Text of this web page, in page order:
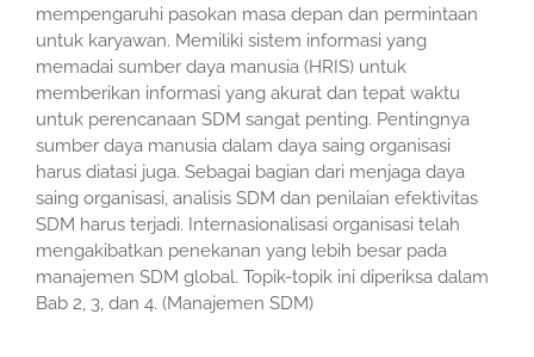
mempengaruhi pasokan masa depan dan permintaan
untuk karyawan. Memiliki sistem informasi yang
memadai sumber daya manusia (HRIS) untuk
memberikan informasi yang akurat dan tepat waktu
untuk perencanaan SDM sangat penting. Pentingnya
sumber daya manusia dalam daya saing organisasi
harus diatasi juga. Sebagai bagian dari menjaga daya
saing organisasi, analisis SDM dan penilaian efektivitas
SDM harus terjadi. Internasionalisasi organisasi telah
mengakibatkan penekanan yang lebih besar pada
manajemen SDM global. Topik-topik ini diperiksa dalam
Bab 2, 3, dan 4. (Manajemen SDM)